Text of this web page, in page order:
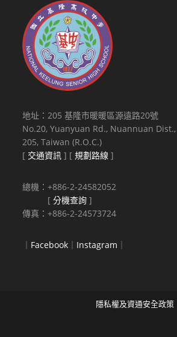
地址：205 基隆市暖暖區源遠路20號
No.20, Yuanyuan Rd., Nuannuan
205, Taiwan (R.O.C.)
[ 交通資訊 ] [規劃路線 ]
總機：+886-2-24582052
[分機查詢 ]
傳真：+886-2-24573724
｜ Facebook ｜ Instagram ｜
隱私權及資通安全政策